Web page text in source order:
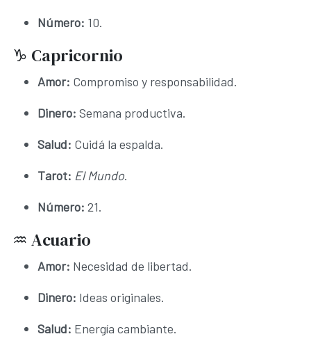
Número: 10.
♑ Capricornio
Amor: Compromiso y responsabilidad.
Dinero: Semana productiva.
Salud: Cuidá la espalda.
Tarot: El Mundo.
Número: 21.
♒ Acuario
Amor: Necesidad de libertad.
Dinero: Ideas originales.
Salud: Energía cambiante.